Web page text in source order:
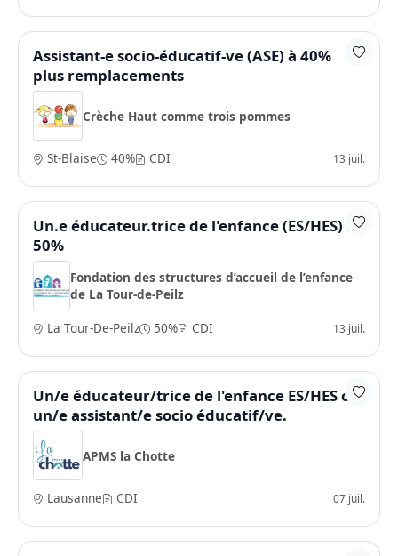
Assistant-e socio-éducatif-ve (ASE) à 40%
plus remplacements
Crèche Haut comme trois pommes
St-Blaise 40% CDI 13 juil.
Un.e éducateur.trice de l'enfance (ES/HES) à
50%
Fondation des structures d’accueil de l’enfance
de La Tour-de-Peilz
La Tour-De-Peilz
50% CDI 13 juil.
Un/e éducateur/trice de l'enfance ES/HES ou
un/e assistant/e socio éducatif/ve.
APMS la Chotte
Lausanne CDI 07 juil.